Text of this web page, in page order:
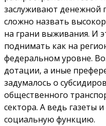
заслуживают денежной
сложно назвать
на грани выживания. И
поднимать как на
федеральном уровне.
дотации, а иные
задумалось о
общественного
сектора. А ведь газеты
социальную функцию.